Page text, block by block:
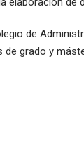
de
grado y